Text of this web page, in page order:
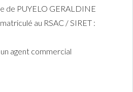
de PUYELO GERALDINE
au RSAC / SIRET :
agent commercial